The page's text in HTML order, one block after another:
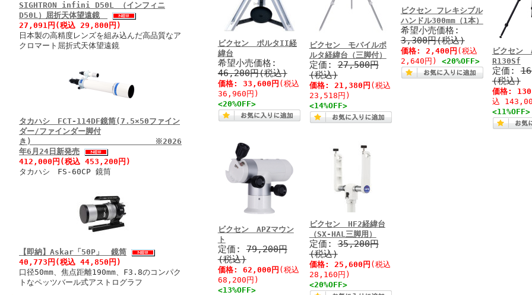
SIGHTRON infini D50L （インフィニ
D50L）屈折天体望遠鏡
27,091円(税込 29,800円)
日本製の高精度レンズを組み込んだ高品質なア
クロマート屈折式天体望遠鏡
タカハシ FCT-114DF鏡筒(7.5×50ファイン
ダー/ファインダー脚付
き) ※2026
年6月24日新発売
412,000円(税込 453,200円)
タカハシ FS-60CP 鏡筒
【即納】Askar「50P」 鏡筒
40,773円(税込 44,850円)
口径50mm、焦点距離190mm、F3.8のコンパク
トなペッツバール式アストログラフ
ビクセン ポルタII経
緯台
希望小売価格:
46,200円(税込)
価格: 33,600円 (税込
36,960円)
<20%OFF>
ビクセン モバイルポ
ルタ経緯台（三脚付）
定価:27,500円
(税込)
価格: 21,380円 (税込
23,518円)
<14%OFF>
ビクセン フレキシブル
ハンドル300mm（1本）
希望小売価格:
3,300円(税込)
価格: 2,400円 (税込
2,640円)
<20%OFF>
ビクセン
R130Sf
定価:
(税込)
価格:
込
<11%OFF>
ビクセン APZマウン
ト
定価:79,200円
(税込)
価格: 62,000円 (税込
68,200円)
<13%OFF>
ビクセン HF2経緯台
（SX-HAL三脚用）
定価:35,200円
(税込)
価格: 25,600円 (税込
28,160円)
<20%OFF>